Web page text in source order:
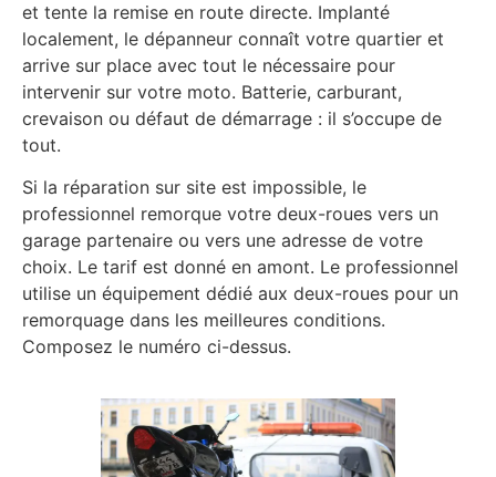
et tente la remise en route directe. Implanté
localement, le dépanneur connaît votre quartier et
arrive sur place avec tout le nécessaire pour
intervenir sur votre moto. Batterie, carburant,
crevaison ou défaut de démarrage : il s’occupe de
tout.
Si la réparation sur site est impossible, le
professionnel remorque votre deux-roues vers un
garage partenaire ou vers une adresse de votre
choix. Le tarif est donné en amont. Le professionnel
utilise un équipement dédié aux deux-roues pour un
remorquage dans les meilleures conditions.
Composez le numéro ci-dessus.